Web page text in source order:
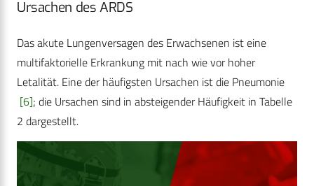
Ursachen des ARDS
Das akute Lungenversagen des Erwachsenen ist eine
multifaktorielle Erkrankung mit nach wie vor hoher
Letalität. Eine der häufigsten Ursachen ist die Pneumonie
[6]; die Ursachen sind in absteigender Häufigkeit in Tabelle
2 dargestellt.